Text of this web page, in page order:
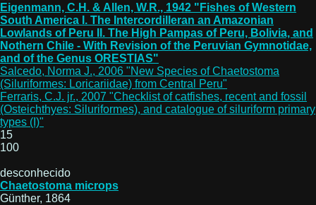
Eigenmann, C.H. & Allen, W.R., 1942 "Fishes of Western
South America I. The Intercordilleran an Amazonian
Lowlands of Peru II. The High Pampas of Peru, Bolivia, and
Nothern Chile - With Revision of the Peruvian Gymnotidae,
and of the Genus ORESTIAS"
Salcedo, Norma J., 2006 "New Species of Chaetostoma
(Siluriformes: Loricariidae) from Central Peru"
Ferraris, C.J. jr., 2007 "Checklist of catfishes, recent and fossil
(Osteichthyes: Siluriformes), and catalogue of siluriform primary
types (I)"
15
100
desconhecido
Chaetostoma microps
Günther, 1864